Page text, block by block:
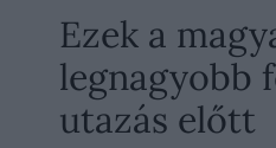
Ezek a
legnagyobb
utazás előtt